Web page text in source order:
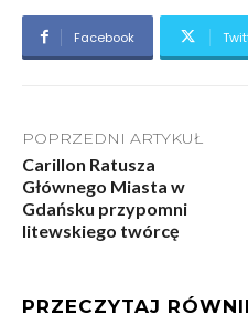
Facebook
POPRZEDNI ARTYKUŁ
Carillon Ratusza
Głównego Miasta w
Gdańsku przypomni
litewskiego twórcę
PRZECZYTAJ